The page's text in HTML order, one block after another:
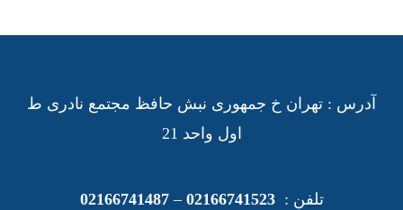
آدرس : تهران خ جمهوری نبش حافظ مجتمع نادری ط
اول واحد 21
تلفن :02166741523
–
02166741487